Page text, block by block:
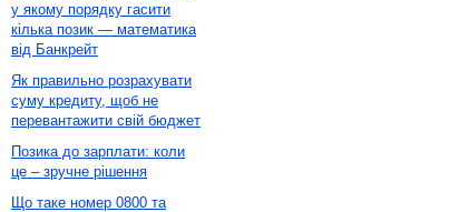
у якому порядку гасити
кілька позик — математика
від Банкрейт
Як правильно розрахувати
суму кредиту, щоб не
перевантажити свій бюджет
Позика до зарплати: коли
це – зручне рішення
Що таке номер 0800 та